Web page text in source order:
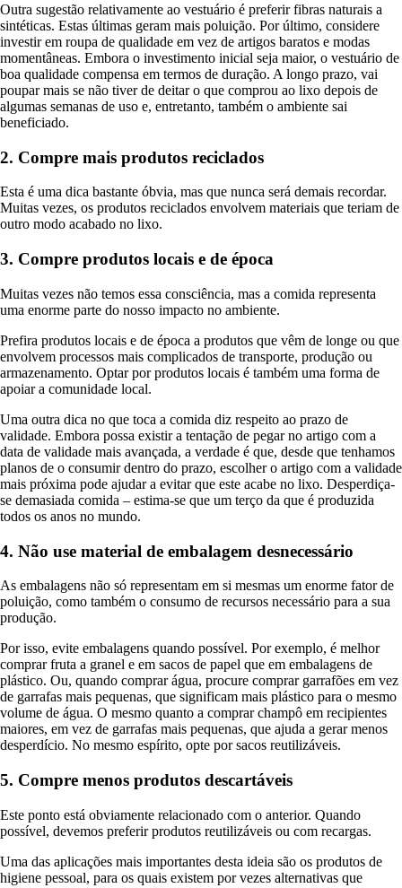
Outra sugestão relativamente ao vestuário é preferir fibras naturais a
sintéticas. Estas últimas geram mais poluição. Por último, considere
investir em roupa de qualidade em vez de artigos baratos e modas
momentâneas. Embora o investimento inicial seja maior, o vestuário de
boa qualidade compensa em termos de duração. A longo prazo, vai
poupar mais se não tiver de deitar o que comprou ao lixo depois de
algumas semanas de uso e, entretanto, também o ambiente sai
beneficiado.
2. Compre mais produtos reciclados
Esta é uma dica bastante óbvia, mas que nunca será demais recordar.
Muitas vezes, os produtos reciclados envolvem materiais que teriam de
outro modo acabado no lixo.
3. Compre produtos locais e de época
Muitas vezes não temos essa consciência, mas a comida representa
uma enorme parte do nosso impacto no ambiente.
Prefira produtos locais e de época a produtos que vêm de longe ou que
envolvem processos mais complicados de transporte, produção ou
armazenamento. Optar por produtos locais é também uma forma de
apoiar a comunidade local.
Uma outra dica no que toca a comida diz respeito ao prazo de
validade. Embora possa existir a tentação de pegar no artigo com a
data de validade mais avançada, a verdade é que, desde que tenhamos
planos de o consumir dentro do prazo, escolher o artigo com a validade
mais próxima pode ajudar a evitar que este acabe no lixo. Desperdiça-
se demasiada comida – estima-se que um terço da que é produzida
todos os anos no mundo.
4. Não use material de embalagem desnecessário
As embalagens não só representam em si mesmas um enorme fator de
poluição, como também o consumo de recursos necessário para a sua
produção.
Por isso, evite embalagens quando possível. Por exemplo, é melhor
comprar fruta a granel e em sacos de papel que em embalagens de
plástico. Ou, quando comprar água, procure comprar garrafões em vez
de garrafas mais pequenas, que significam mais plástico para o mesmo
volume de água. O mesmo quanto a comprar champô em recipientes
maiores, em vez de garrafas mais pequenas, que ajuda a gerar menos
desperdício. No mesmo espírito, opte por sacos reutilizáveis.
5. Compre menos produtos descartáveis
Este ponto está obviamente relacionado com o anterior. Quando
possível, devemos preferir produtos reutilizáveis ou com recargas.
Uma das aplicações mais importantes desta ideia são os produtos de
higiene pessoal, para os quais existem por vezes alternativas que